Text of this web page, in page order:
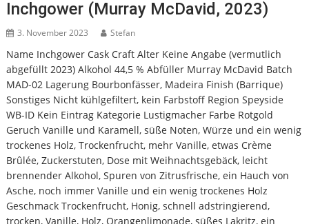
Inchgower (Murray McDavid, 2023)
3. November 2023 Stefan
Name Inchgower Cask Craft Alter Keine Angabe (vermutlich
abgefüllt 2023) Alkohol 44,5 % Abfüller Murray McDavid Batch
MAD-02 Lagerung Bourbonfässer, Madeira Finish (Barrique)
Sonstiges Nicht kühlgefiltert, kein Farbstoff Region Speyside
WB-ID Kein Eintrag Kategorie Lustigmacher Farbe Rotgold
Geruch Vanille und Karamell, süße Noten, Würze und ein wenig
trockenes Holz, Trockenfrucht, mehr Vanille, etwas Crème
Brûlée, Zuckerstuten, Dose mit Weihnachtsgebäck, leicht
brennender Alkohol, Spuren von Zitrusfrische, ein Hauch von
Asche, noch immer Vanille und ein wenig trockenes Holz
Geschmack Trockenfrucht, Honig, schnell adstringierend,
trocken, Vanille, Holz, Orangenlimonade, süßes Lakritz, ein